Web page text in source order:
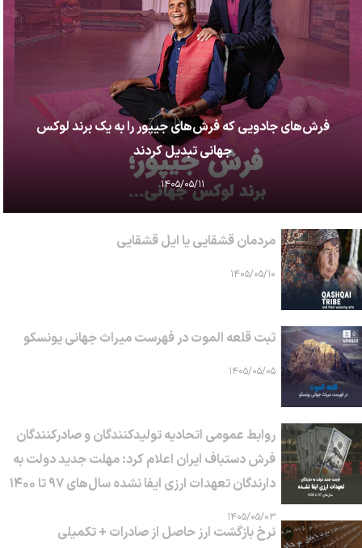
فرش‌های جادویی که فرش‌های جیپور را به یک برند لوکس
جهانی تبدیل کردند
۱۴۰۵/۰۵/۱۱
مردمان قشقایی یا ایل قشقایی
۱۴۰۵/۰۵/۱۰
ثبت قلعه الموت در فهرست میراث جهانی یونسکو
۱۴۰۵/۰۵/۰۵
روابط عمومی اتحادیه تولیدکنندگان و صادرکنندگان
فرش دستباف ایران اعلام کرد: مهلت جدید دولت به
دارندگان تعهدات ارزی ایفا نشده سال‌های ۹۷ تا ۱۴۰۰
۱۴۰۵/۰۵/۰۳
نرخ بازگشت ارز حاصل از صادرات + تکمیلی